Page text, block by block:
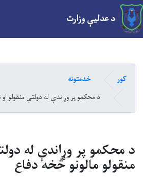
د عدلیې وزارت
کور
خدمتونه
د محکمو پر وړاندې له دولتي منقولو او
د محکمو پر وړاندې له
منقولو مالونو څخه دفاع